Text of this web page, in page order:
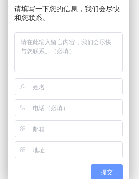
请填写一下您的信息，我们会尽快
和您联系。
提交